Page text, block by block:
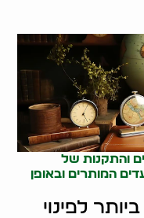
והתקנות של
המותרים ובאופן
לפינוי